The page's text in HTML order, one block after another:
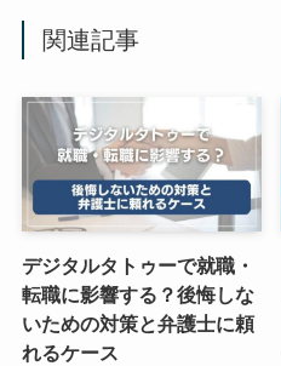
関連記事
デジタルタトゥーで就職・
転職に影響する？後悔しな
いための対策と弁護士に頼
れるケース